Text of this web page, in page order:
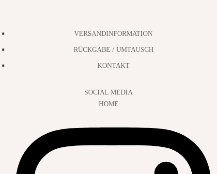
VERSANDINFORMATION
RÜCKGABE / UMTAUSCH
KONTAKT
SOCIAL MEDIA
HOME